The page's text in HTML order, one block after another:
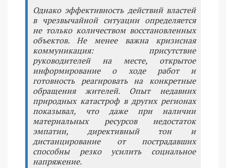
Однако эффективность действий властей
в чрезвычайной ситуации определяется
не только количеством восстановленных
объектов. Не менее важна кризисная
коммуникация: присутствие
руководителей на месте, открытое
информирование о ходе работ и
готовность реагировать на конкретные
обращения жителей. Опыт недавних
природных катастроф в других регионах
показывал, что даже при наличии
материальных ресурсов недостаток
эмпатии, директивный тон и
дистанцирование от пострадавших
способны резко усилить социальное
напряжение.